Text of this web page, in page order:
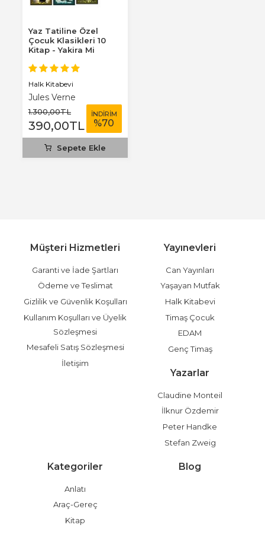
Yaz Tatiline Özel
Çocuk Klasikleri 10
Kitap - Yakira Mi
Halk Kitabevi
Jules Verne
1.300,00TL
390,00TL
İNDİRİM
%70
Sepete Ekle
Müşteri Hizmetleri
Garanti ve İade Şartları
Ödeme ve Teslimat
Gizlilik ve Güvenlik Koşulları
Kullanım Koşulları ve Üyelik
Sözleşmesi
Mesafeli Satış Sözleşmesi
İletişim
Yayınevleri
Can Yayınları
Yaşayan Mutfak
Halk Kitabevi
Timaş Çocuk
EDAM
Genç Timaş
Yazarlar
Claudine Monteil
İlknur Özdemir
Peter Handke
Stefan Zweig
Kategoriler
Anlatı
Araç-Gereç
Kitap
Blog